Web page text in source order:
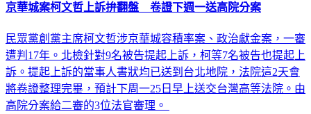
京華城案柯文哲上訴拚翻盤 卷證下週一送高院分案
民眾黨創黨主席柯文哲涉京華城容積率案、政治獻金案，一審
遭判17年。北檢針對9名被告提起上訴，柯等7名被告也提起上
訴。提起上訴的當事人書狀均已送到台北地院，法院這2天會
將卷證整理完畢，預計下周一25日早上送交台灣高等法院。由
高院分案給二審的3位法官審理。